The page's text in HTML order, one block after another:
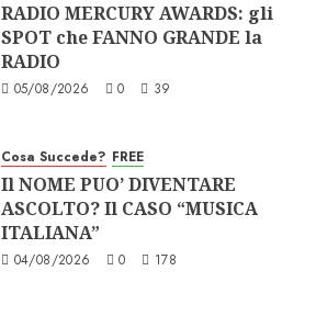
RADIO MERCURY AWARDS: gli
SPOT che FANNO GRANDE la
RADIO
05/08/2026 0 39
Cosa Succede? FREE
Il NOME PUO’ DIVENTARE
ASCOLTO? Il CASO “MUSICA
ITALIANA”
04/08/2026 0 178